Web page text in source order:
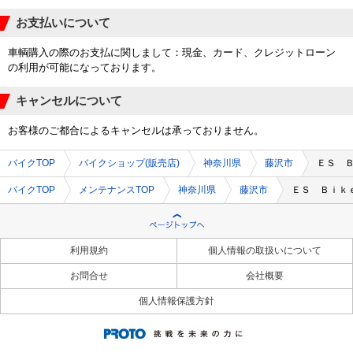
お支払いについて
車輌購入の際のお支払に関しまして：現金、カード、クレジットローン
の利用が可能になっております。
キャンセルについて
お客様のご都合によるキャンセルは承っておりません。
バイクTOP バイクショップ(販売店) 神奈川県 藤沢市 ＥＳ
バイクTOP メンテナンスTOP 神奈川県 藤沢市 ＥＳ Ｂｉｋ
利用規約 個人情報の取扱いについて
お問合せ 会社概要
個人情報保護方針